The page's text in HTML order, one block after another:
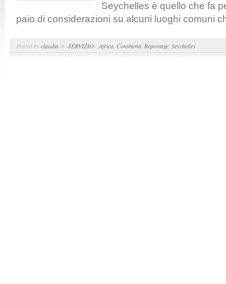
Seychelles è quello che fa
paio di considerazioni su alcuni luoghi comuni
Posted byclaudia in -SERVIZIO- Africa Continenti, Reportage Seychelles